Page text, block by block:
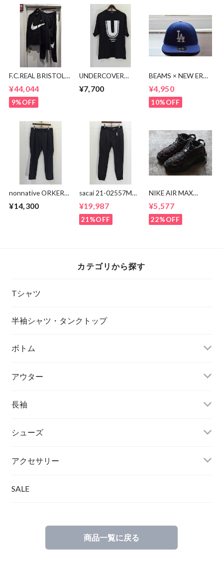
F.C.REAL BRISTOL
アップ
¥44,044
9%OFF
UNDERCOVER
LOGO TEE
¥7,700
BEAMS × NEW ERA
¥4,950
10%OFF
nonnative ORKER
GABARDINE
¥14,300
sacai 21-02557M
¥19,987
21%OFF
NIKE AIR MAX
001
¥5,577
22%OFF
カテゴリから探す
Tシャツ
半袖シャツ・タンクトップ
ボトム
アウター
長袖
シューズ
アクセサリー
SALE
商品一覧に戻る